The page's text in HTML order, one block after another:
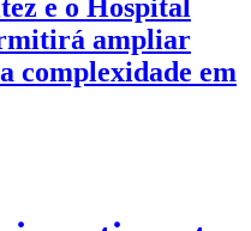
e o Hospital
ampliar
complexidade em